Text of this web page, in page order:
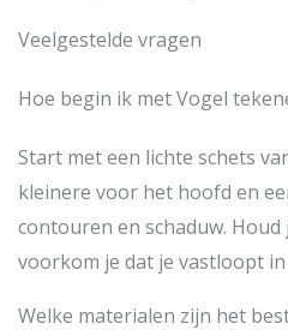
Veelgestelde vragen
Hoe begin ik met Vogel
Start met een lichte schets
kleinere voor het hoofd en
contouren en schaduw.
voorkom je dat je vastloopt in
Welke materialen zijn het